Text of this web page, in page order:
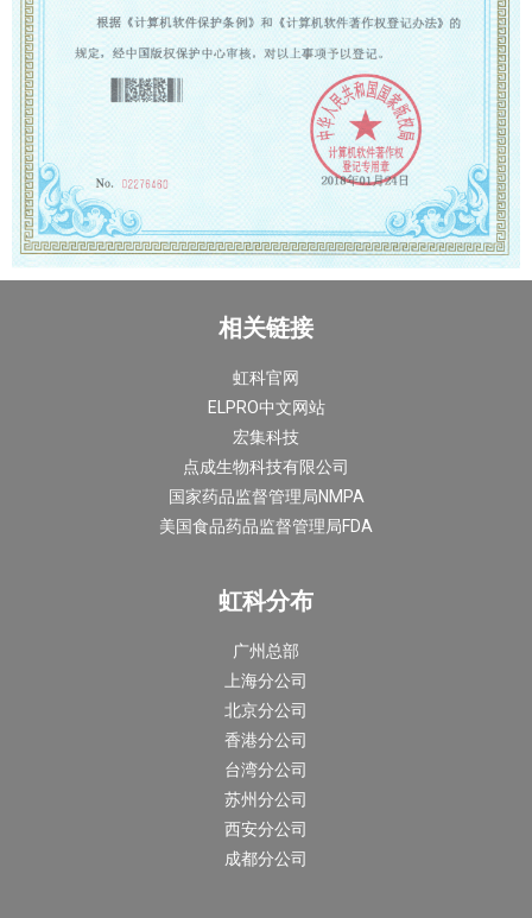
相关链接
虹科官网
ELPRO中文网站
宏集科技
点成生物科技有限公司
国家药品监督管理局NMPA
美国食品药品监督管理局FDA
虹科分布
广州总部
上海分公司
北京分公司
香港分公司
台湾分公司
苏州分公司
西安分公司
成都分公司